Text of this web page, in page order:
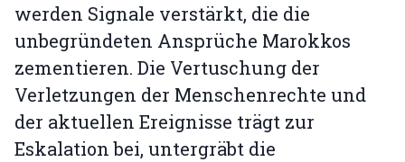
werden Signale verstärkt, die die
unbegründeten Ansprüche Marokkos
zementieren. Die Vertuschung der
Verletzungen der Menschenrechte und
der aktuellen Ereignisse trägt zur
Eskalation bei, untergräbt die